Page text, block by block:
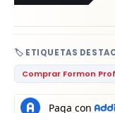
🏷️ ETIQUETAS
Comprar Formon